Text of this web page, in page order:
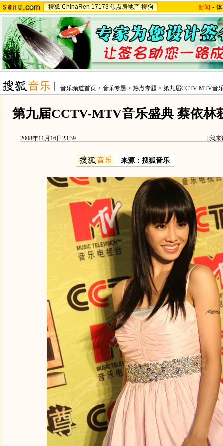
搜狐 ChinaRen 17173 焦点房地产 搜狗 新闻 -
音乐频道首页 > 音乐专题 > 热点专题 > 第九届CCTV-MTV音
第九届CCTV-MTV音乐盛典 蔡依林
2008年11月16日23:39 [我来
来源：搜狐音乐